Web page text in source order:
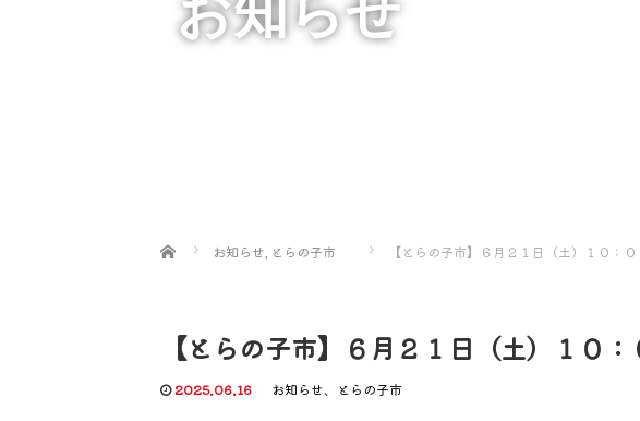
Home お知らせ とらの子市 【とらの子市】６月２１日（土）１０：
【とらの子市】６月２１日（土）１０
2025.06.16 お知らせ、 とらの子市